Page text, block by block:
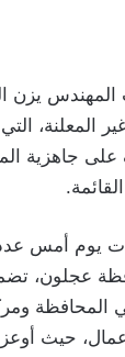
المهندس يزن
المعلنة،
على جاهزية
يوم أمس
عجلون،
المحافظة
حيث